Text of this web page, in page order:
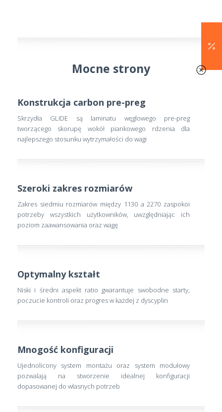
Mocne strony
Konstrukcja carbon pre-preg
Skrzydła GLIDE są laminatu węglowego pre-preg
tworzącego skorupę wokół piankowego rdzenia dla
najlepszego stosunku wytrzymałości do wagi
Szeroki zakres rozmiarów
Zakres siedmiu rozmiarów między 1130 a 2270 zaspokoi
potrzeby wszystkich użytkowników, uwzględniając ich
poziom zaawansowania oraz wagę
Optymalny kształt
Niski i średni aspekt ratio gwarantuje swobodne starty,
poczucie kontroli oraz progres w każdej z dyscyplin
Mnogość konfiguracji
Ujednolicony system montażu oraz system modułowy
pozwalają na stworzenie idealnej konfiguracji
dopasowanej do własnych potrzeb